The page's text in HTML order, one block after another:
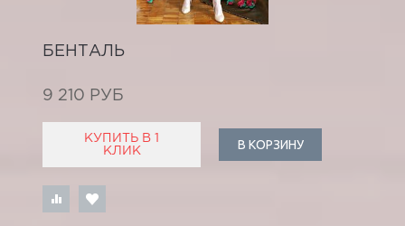
БЕНТАЛЬ
9 210 РУБ
КУПИТЬ В 1
КЛИК
В КОРЗИНУ